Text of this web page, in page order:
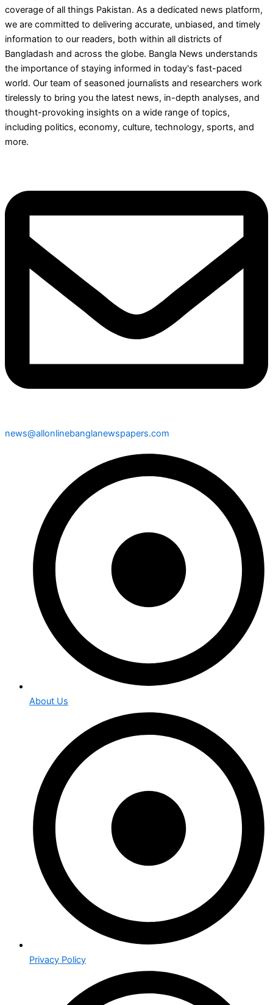
coverage of all things Pakistan. As a dedicated news platform,
we are committed to delivering accurate, unbiased, and timely
information to our readers, both within all districts of
Bangladash and across the globe. Bangla News understands
the importance of staying informed in today's fast-paced
world. Our team of seasoned journalists and researchers work
tirelessly to bring you the latest news, in-depth analyses, and
thought-provoking insights on a wide range of topics,
including politics, economy, culture, technology, sports, and
more.
news@allonlinebanglanewspapers.com
About Us
Privacy Policy